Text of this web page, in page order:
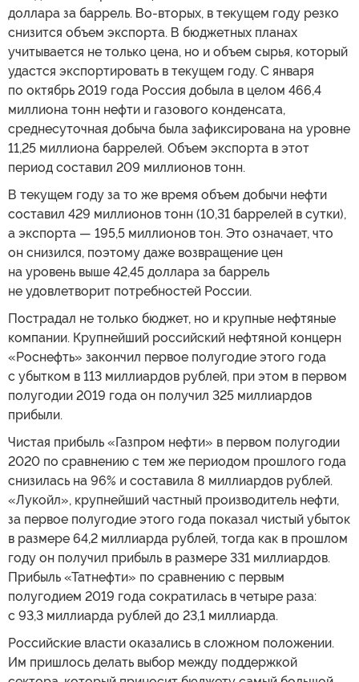
доллара за баррель. Во-вторых, в текущем году резко
снизится объем экспорта. В бюджетных планах
учитывается не только цена, но и объем сырья, который
удастся экспортировать в текущем году. С января
по октябрь 2019 года Россия добыла в целом 466,4
миллиона тонн нефти и газового конденсата,
среднесуточная добыча была зафиксирована на уровне
11,25 миллиона баррелей. Объем экспорта в этот
период составил 209 миллионов тонн.
В текущем году за то же время объем добычи нефти
составил 429 миллионов тонн (10,31 баррелей в сутки),
а экспорта — 195,5 миллионов тон. Это означает, что
он снизился, поэтому даже возвращение цен
на уровень выше 42,45 доллара за баррель
не удовлетворит потребностей России.
Пострадал не только бюджет, но и крупные нефтяные
компании. Крупнейший российский нефтяной концерн
«Роснефть» закончил первое полугодие этого года
с убытком в 113 миллиардов рублей, при этом в первом
полугодии 2019 года он получил 325 миллиардов
прибыли.
Чистая прибыль «Газпром нефти» в первом полугодии
2020 по сравнению с тем же периодом прошлого года
снизилась на 96% и составила 8 миллиардов рублей.
«Лукойл», крупнейший частный производитель нефти,
за первое полугодие этого года показал чистый убыток
в размере 64,2 миллиарда рублей, тогда как в прошлом
году он получил прибыль в размере 331 миллиардов.
Прибыль «Татнефти» по сравнению с первым
полугодием 2019 года сократилась в четыре раза:
с 93,3 миллиарда рублей до 23,1 миллиарда.
Российские власти оказались в сложном положении.
Им пришлось делать выбор между поддержкой